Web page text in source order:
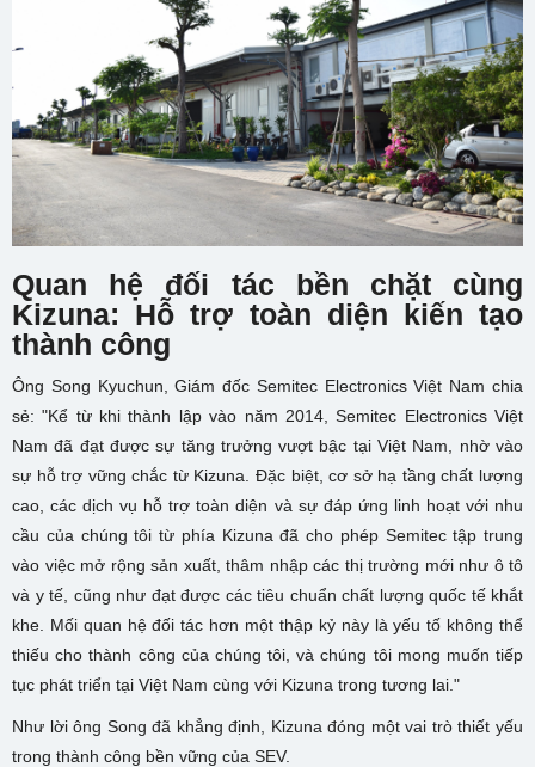
Quan hệ đối tác bền chặt cùng
Kizuna: Hỗ trợ toàn diện kiến tạo
thành công
Ông Song Kyuchun, Giám đốc Semitec Electronics Việt Nam chia
sẻ: "Kể từ khi thành lập vào năm 2014, Semitec Electronics Việt
Nam đã đạt được sự tăng trưởng vượt bậc tại Việt Nam, nhờ vào
sự hỗ trợ vững chắc từ Kizuna. Đặc biệt, cơ sở hạ tầng chất lượng
cao, các dịch vụ hỗ trợ toàn diện và sự đáp ứng linh hoạt với nhu
cầu của chúng tôi từ phía Kizuna đã cho phép Semitec tập trung
vào việc mở rộng sản xuất, thâm nhập các thị trường mới như ô tô
và y tế, cũng như đạt được các tiêu chuẩn chất lượng quốc tế khắt
khe. Mối quan hệ đối tác hơn một thập kỷ này là yếu tố không thể
thiếu cho thành công của chúng tôi, và chúng tôi mong muốn tiếp
tục phát triển tại Việt Nam cùng với Kizuna trong tương lai."
Như lời ông Song đã khẳng định, Kizuna đóng một vai trò thiết yếu
trong thành công bền vững của SEV.